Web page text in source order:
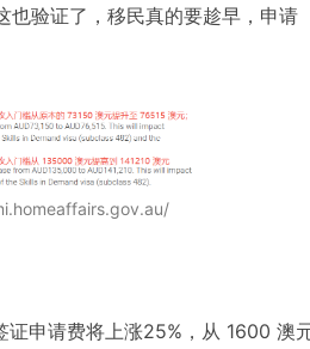
也验证了，移民真的要趁早，申请
证申请费将上涨25%，从 1600 澳